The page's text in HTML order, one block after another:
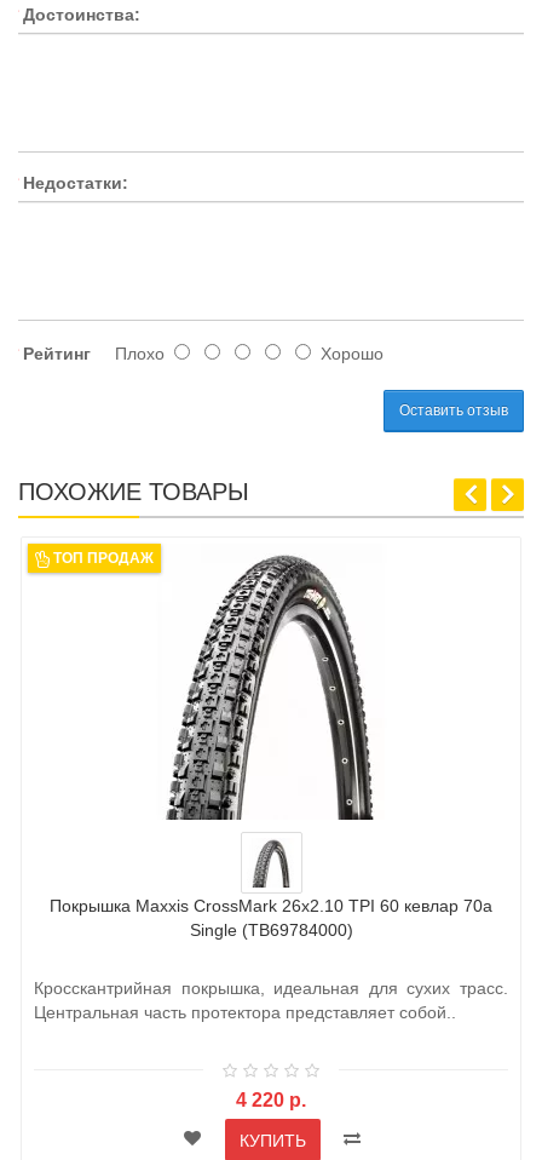
Достоинства:
Недостатки:
Рейтинг Плохо Хорошо
Оставить отзыв
ПОХОЖИЕ ТОВАРЫ
ТОП ПРОДАЖ
Покрышка Maxxis CrossMark 26x2.10 TPI 60 кевлар 70a
Single (TB69784000)
Кросскантрийная покрышка, идеальная для сухих трасс.
Центральная часть протектора представляет собой..
4 220 р.
КУПИТЬ